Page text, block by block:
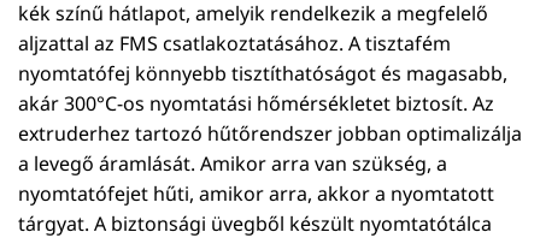
kék színű hátlapot, amelyik rendelkezik a megfelelő
aljzattal az FMS csatlakoztatásához. A tisztafém
nyomtatófej könnyebb tisztíthatóságot és magasabb,
akár 300°C-os nyomtatási hőmérsékletet biztosít. Az
extruderhez tartozó hűtőrendszer jobban optimalizálja
a levegő áramlását. Amikor arra van szükség, a
nyomtatófejet hűti, amikor arra, akkor a nyomtatott
tárgyat. A biztonsági üvegből készült nyomtatótálca